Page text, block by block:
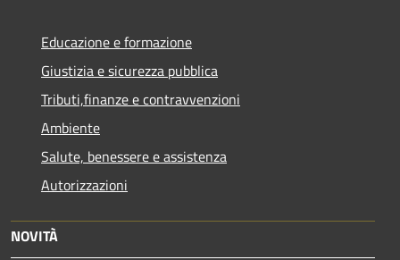
Educazione e formazione
Giustizia e sicurezza pubblica
Tributi,finanze e contravvenzioni
Ambiente
Salute, benessere e assistenza
Autorizzazioni
NOVITÀ